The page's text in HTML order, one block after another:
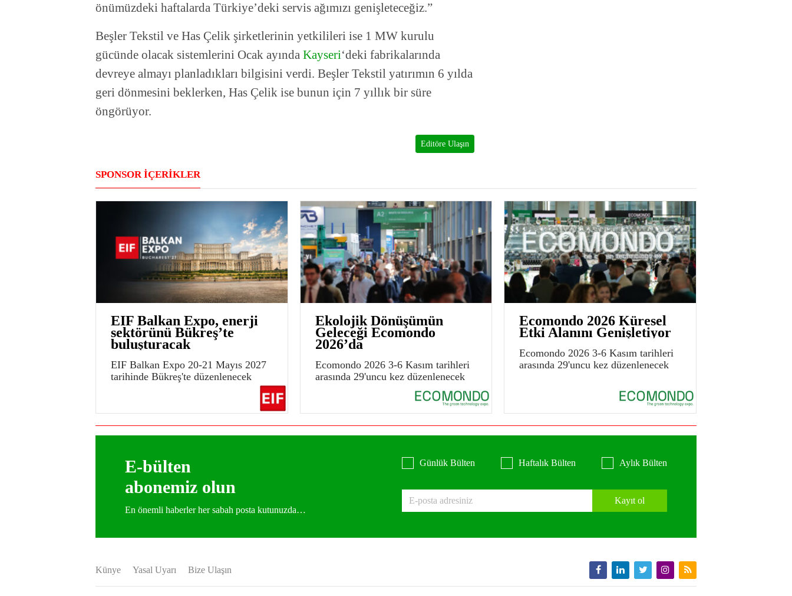
önümüzdeki haftalarda Türkiye’deki servis ağımızı genişleteceğiz.”
Beşler Tekstil ve Has Çelik şirketlerinin yetkilileri ise 1 MW kurulu
gücünde olacak sistemlerini Ocak ayında Kayseri‘deki fabrikalarında
devreye almayı planladıkları bilgisini verdi. Beşler Tekstil yatırımın 6 yılda
geri dönmesini beklerken, Has Çelik ise bunun için 7 yıllık bir süre
öngörüyor.
Editöre Ulaşın
SPONSOR İÇERİKLER
EIF Balkan Expo, enerji
sektörünü Bükreş’te
buluşturacak
EIF Balkan Expo 20-21 Mayıs 2027
tarihinde Bükreş'te düzenlenecek
Ekolojik Dönüşümün
Geleceği Ecomondo
2026’da
Ecomondo 2026 3-6 Kasım tarihleri
arasında 29'uncu kez düzenlenecek
Ecomondo 2026 Küresel
Etki Alanını Genişletiyor
Ecomondo 2026 3-6 Kasım tarihleri
arasında 29'uncu kez düzenlenecek
E-bülten
abonemiz olun
En önemli haberler her sabah posta kutunuzda…
Günlük Bülten Haftalık Bülten Aylık Bülten
Kayıt ol
Künye Yasal Uyarı Bize Ulaşın